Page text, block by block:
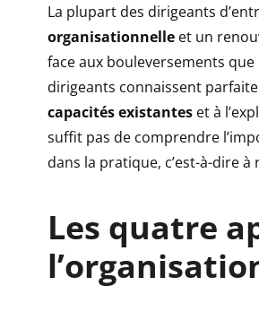
La plupart des dirigeants
organisationnelle et un
face aux bouleversements
dirigeants connaissent
capacités existantes et à
suffit pas de comprendre
dans la pratique, c’est-à-dire
Les quatre